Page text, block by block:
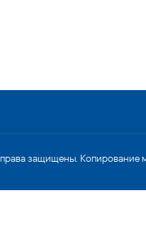
защищены.